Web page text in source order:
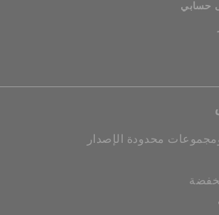
حسابي
محدودة الإصدار